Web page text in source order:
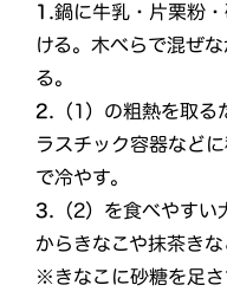
1. 鍋に牛乳・片栗粉
ける。木べらで混ぜ
る。
2. （1）の粗熱を取
ラスチック容器など
で冷やす。
3. （2）を食べやす
からきなこや抹茶きな
※きなこに砂糖を足さ